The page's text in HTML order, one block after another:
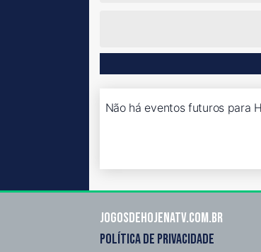
Não há eventos futuros para
Jogosdehojenatv.com.br
POLÍTICA DE PRIVACIDADE